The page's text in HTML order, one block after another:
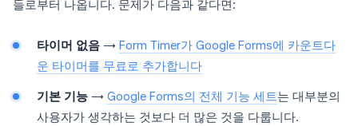
들로부터 나옵니다. 문제가 다음과 같다면:
타이머 없음 → Form Timer가 Google Forms에 카운트다
운 타이머를 무료로 추가합니다
기본 기능 → Google Forms의 전체 기능 세트는 대부분의
사용자가 생각하는 것보다 더 많은 것을 다룹니다.